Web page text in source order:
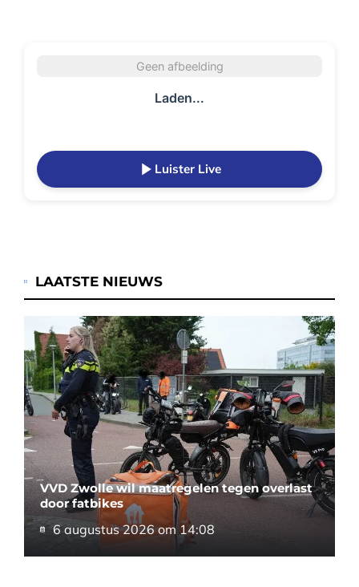
Geen afbeelding
Laden...
Luister Live
LAATSTE NIEUWS
VVD Zwolle wil maatregelen tegen overlast
door fatbikes
6 augustus 2026 om 14:08